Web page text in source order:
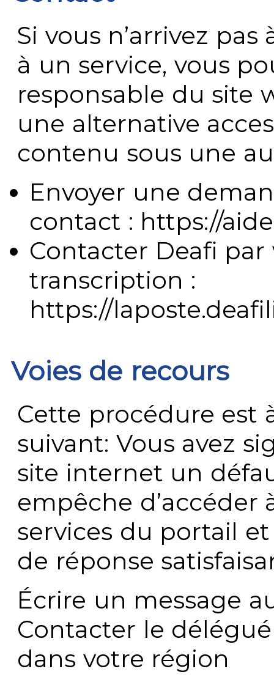
Si vous n’arrivez
à un service, vous
responsable du site
une alternative
contenu sous une
Envoyer une
contact : https://
Contacter Deafi
transcription :
https://
Voies de recours
Cette procédure est
suivant: Vous avez
site internet un
empêche
services du portail
de réponse
Écrire un message
Contacter le
dans votre région